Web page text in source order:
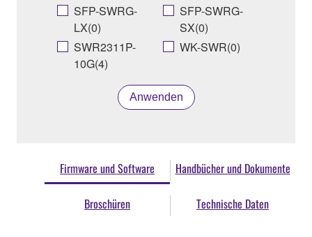
SFP-SWRG-
LX(0)
SFP-SWRG-
SX(0)
SWR2311P-
10G(4)
WK-SWR(0)
Anwenden
Firmware und Software Handbücher und Dokumente
Broschüren Technische Daten